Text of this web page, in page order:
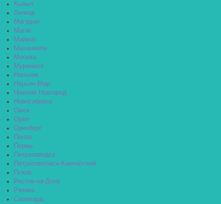
Кызыл
Липецк
Магадан
Магас
Майкоп
Махачкала
Москва
Мурманск
Нальчик
Нарьян-Мар
Нижний Новгород
Новосибирск
Омск
Орёл
Оренбург
Пенза
Пермь
Петрозаводск
Петропавловск-Камчатский
Псков
Ростов-на-Дону
Рязань
Салехард